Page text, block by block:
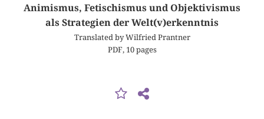
Animismus, Fetischismus und Objektivismus
als Strategien der Welt(v)erkenntnis
Translated by Wilfried Prantner
PDF, 10 pages